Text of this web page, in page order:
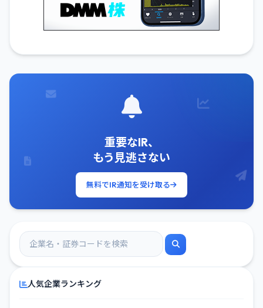
重要なIR、
もう見逃さない
無料でIR通知を受け取る
人気企業ランキング